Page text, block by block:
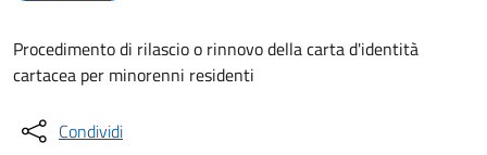
Procedimento di rilascio o rinnovo della carta d'identità
cartacea per minorenni residenti
Condividi